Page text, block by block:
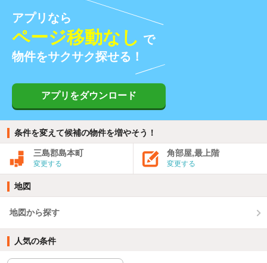
アプリなら
ページ移動なし で
物件をサクサク探せる！
アプリをダウンロード
条件を変えて候補の物件を増やそう！
三島郡島本町
変更する
角部屋,最上階
変更する
地図
地図から探す
人気の条件